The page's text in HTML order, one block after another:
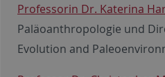
Professorin Dr. Katerina
Paläoanthropologie und
Evolution and